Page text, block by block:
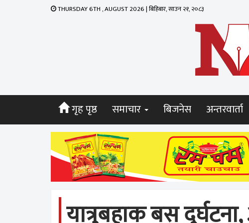
THURSDAY 6TH , AUGUST 2026 | बिहिबार, साउन २१, २०८३
गृह पृष्ठ समाचार बिजनेस अन्तरवार्ता
यात्रुबहाक बस